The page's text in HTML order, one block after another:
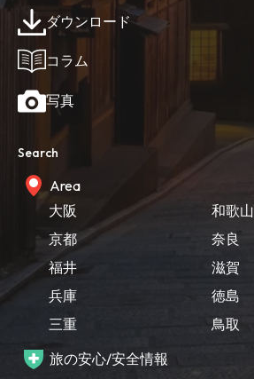
ダウンロード
コラム
写真
Search
Area
大阪
京都
福井
兵庫
三重
和歌山
奈良
滋賀
徳島
鳥取
旅の安心/安全情報